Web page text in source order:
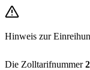
Hinweis zur
Die Zolltarifnummer